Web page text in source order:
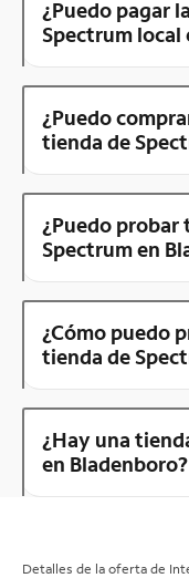
¿Puedo pagar
Spectrum local
¿Puedo
tienda de
¿Puedo
Spectrum en
¿Cómo puedo
tienda de
¿Hay una
en Bladenboro?
Detalles de la oferta de